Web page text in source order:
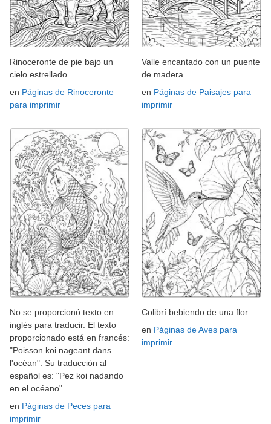
Rinoceronte de pie bajo un
cielo estrellado
en Páginas de Rinoceronte
para imprimir
Valle encantado con un puente
de madera
en Páginas de Paisajes para
imprimir
No se proporcionó texto en
inglés para traducir. El texto
proporcionado está en francés:
"Poisson koi nageant dans
l'océan". Su traducción al
español es: "Pez koi nadando
en el océano".
en Páginas de Peces para
imprimir
Colibrí bebiendo de una flor
en Páginas de Aves para
imprimir